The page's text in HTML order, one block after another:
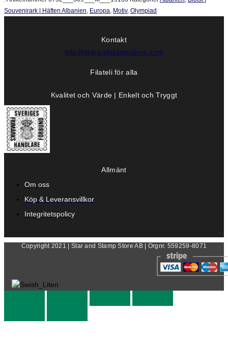
Souvenirark | Häften Albanien, Europa, Motiv, Olympiad
Kontakt
info@starandstampstore.com
Filateli för alla
Kvalitet och Värde | Enkelt och Tryggt
Allmänt
Om oss
Köp & Leveransvillkor
Integritetspolicy
Copyright 2021 | Star and Stamp Store AB | Orgnr. 559259-8071